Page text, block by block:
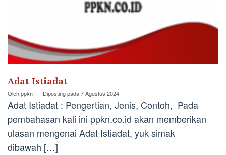
Adat Istiadat
Olehppkn Diposting pada7 Agustus 2024
Adat Istiadat : Pengertian, Jenis, Contoh, Pada
pembahasan kali ini ppkn.co.id akan memberikan
ulasan mengenai Adat Istiadat, yuk simak
dibawah […]